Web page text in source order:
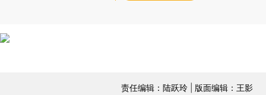
责任编辑：陆跃玲 | 版面编辑：王影